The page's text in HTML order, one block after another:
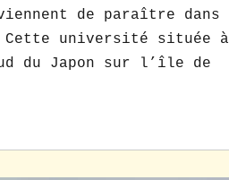
de paraître dans
Cette université située à
du Japon sur l’île de